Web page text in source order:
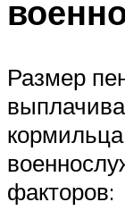
Размер
факторов: